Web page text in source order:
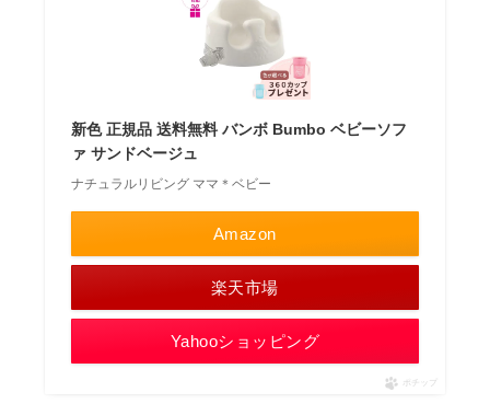
新色 正規品 送料無料 バンボ Bumbo ベビーソフ
ァ サンドベージュ
ナチュラルリビング ママ＊ベビー
Amazon
楽天市場
Yahooショッピング
ポチップ